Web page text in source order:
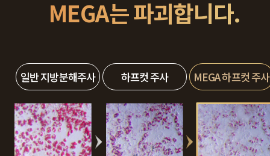
MEGA는 파괴합니다.
일반 지방분해주사 하프컷 주사 MEGA 하프컷 주사